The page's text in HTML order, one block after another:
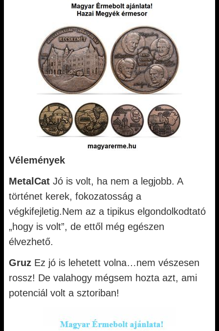
Vélemények
MetalCat Jó is volt, ha nem a legjobb. A
történet kerek, fokozatosság a
végkifejletig.Nem az a tipikus elgondolkodtató
„hogy is volt”, de ettől még egészen
élvezhető.
Gruz Ez jó is lehetett volna…nem vészesen
rossz! De valahogy mégsem hozta azt, ami
potenciál volt a sztoriban!